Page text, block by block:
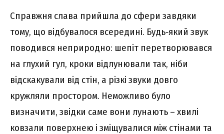
Справжня слава прийшла до сфери завдяки
тому, що відбувалося всередині. Будь‑який звук
поводився неприродно: шепіт перетворювався
на глухий гул, кроки відлунювали так, ніби
відскакували від стін, а різкі звуки довго
кружляли простором. Неможливо було
визначити, звідки саме вони лунають – хвилі
ковзали поверхнею і зміщувалися між стінами та